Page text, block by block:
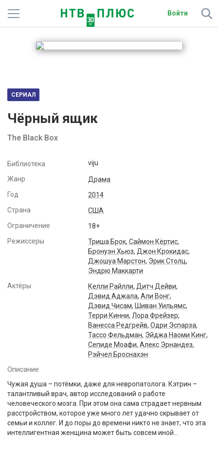
Войти
Телеканалы
О сайте
Активировать промокод
СЕРИАЛ
Чёрный ящик
The Black Box
Библиотека viju
Жанр
Драма
Год
2014
Страна
США
Ограничение
18+
Режиссеры
Триша Брок, Саймон Кёртис,
Бронуэн Хьюз, Джон Крокидас,
Джошуа Марстон, Эрик Столц,
Эндрю Маккарти
Актёры
Келли Райлли, Дитч Дейви,
Дэвид Аджала, Али Вонг,
Дэвид Чисам, Шиван Уильямс,
Терри Кинни, Лора Фрейзер,
Ванесса Редгрейв, Одри Эспарза,
Тассо Фельдман, Эйджа Наоми Кинг,
Сепиде Моафи, Алекс Эрнандез,
Рэйчел Броснахэн
Описание
Чужая душа – потёмки, даже для невропатолога. Кэтрин –
талантливый врач, автор исследований о работе
человеческого мозга. При этом она сама страдает нервным
расстройством, которое уже много лет удачно скрывает от
семьи и коллег. И до поры до времени никто не знает, что эта
интеллигентная женщина может быть совсем иной…